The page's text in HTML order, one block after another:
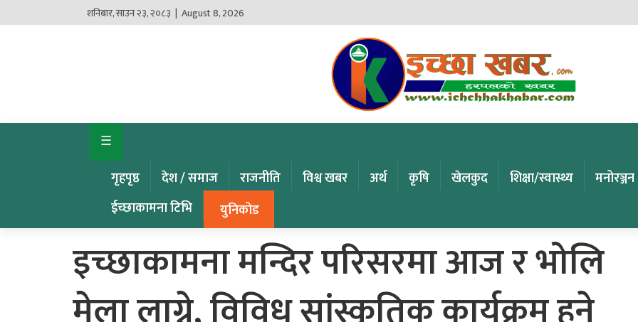
शनिबार,साउन२३,२०८३ | August 8, 2026
समाज
अर्थ
खेलकुद
☰
गृहपृष्ठ
देश / समाज राजनीति विश्व खबर अर्थ कृषि खेलकुद शिक्षा/स्वास्थ्य मनोरञ्जन
ईच्छाकामना टिभि
युनिकोड
इच्छाकामना मन्दिर परिसरमा आज र भोलि